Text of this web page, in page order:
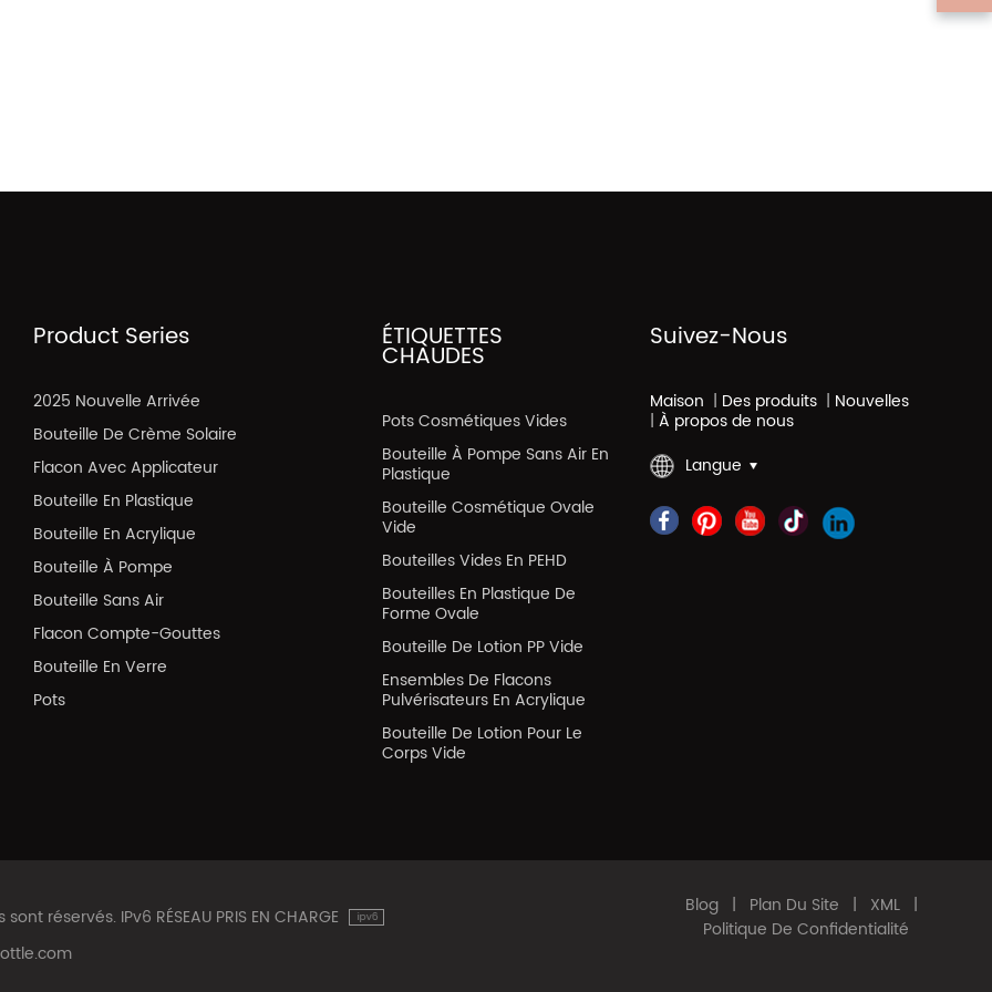
Product Series
2025 Nouvelle Arrivée
Bouteille De Crème Solaire
Flacon Avec Applicateur
Bouteille En Plastique
Bouteille En Acrylique
Bouteille À Pompe
Bouteille Sans Air
Flacon Compte-Gouttes
Bouteille En Verre
Pots
ÉTIQUETTES
CHAUDES
Pots Cosmétiques Vides
Bouteille À Pompe Sans Air En
Plastique
Bouteille Cosmétique Ovale
Vide
Bouteilles Vides En PEHD
Bouteilles En Plastique De
Forme Ovale
Bouteille De Lotion PP Vide
Ensembles De Flacons
Pulvérisateurs En Acrylique
Bouteille De Lotion Pour Le
Corps Vide
Suivez-Nous
Maison | Des produits | Nouvelles
| À propos de nous
Langue
réservés. IPv6 RÉSEAU PRIS EN CHARGE Blog | Plan Du Site | XML |
Politique De Confidentialité